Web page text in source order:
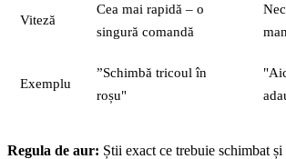
Viteză
Cea mai rapidă – o
singură comandă
Exemplu
”Schimbă tricoul în
roșu"
Regula de aur: Știi exact ce trebuie schimbat